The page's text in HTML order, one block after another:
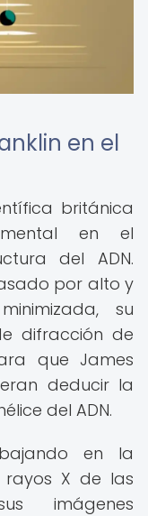
en el
británica
en el
del ADN.
por alto y
su
difracción de
que James
deducir la
del ADN.
en la
X de las
imágenes